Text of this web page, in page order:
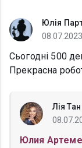
Юлія
Сьогодні 500
Прекрасна
Лія Тан
Юлия